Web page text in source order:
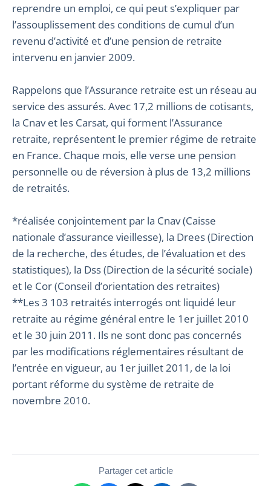
reprendre un emploi, ce qui peut s’expliquer par
l’assouplissement des conditions de cumul d’un
revenu d’activité et d’une pension de retraite
intervenu en janvier 2009.
Rappelons que l’Assurance retraite est un réseau au
service des assurés. Avec 17,2 millions de cotisants,
la Cnav et les Carsat, qui forment l’Assurance
retraite, représentent le premier régime de retraite
en France. Chaque mois, elle verse une pension
personnelle ou de réversion à plus de 13,2 millions
de retraités.
*réalisée conjointement par la Cnav (Caisse
nationale d’assurance vieillesse), la Drees (Direction
de la recherche, des études, de l’évaluation et des
statistiques), la Dss (Direction de la sécurité sociale)
et le Cor (Conseil d’orientation des retraites)
**Les 3 103 retraités interrogés ont liquidé leur
retraite au régime général entre le 1er juillet 2010
et le 30 juin 2011. Ils ne sont donc pas concernés
par les modifications réglementaires résultant de
l’entrée en vigueur, au 1er juillet 2011, de la loi
portant réforme du système de retraite de
novembre 2010.
Partager cet article